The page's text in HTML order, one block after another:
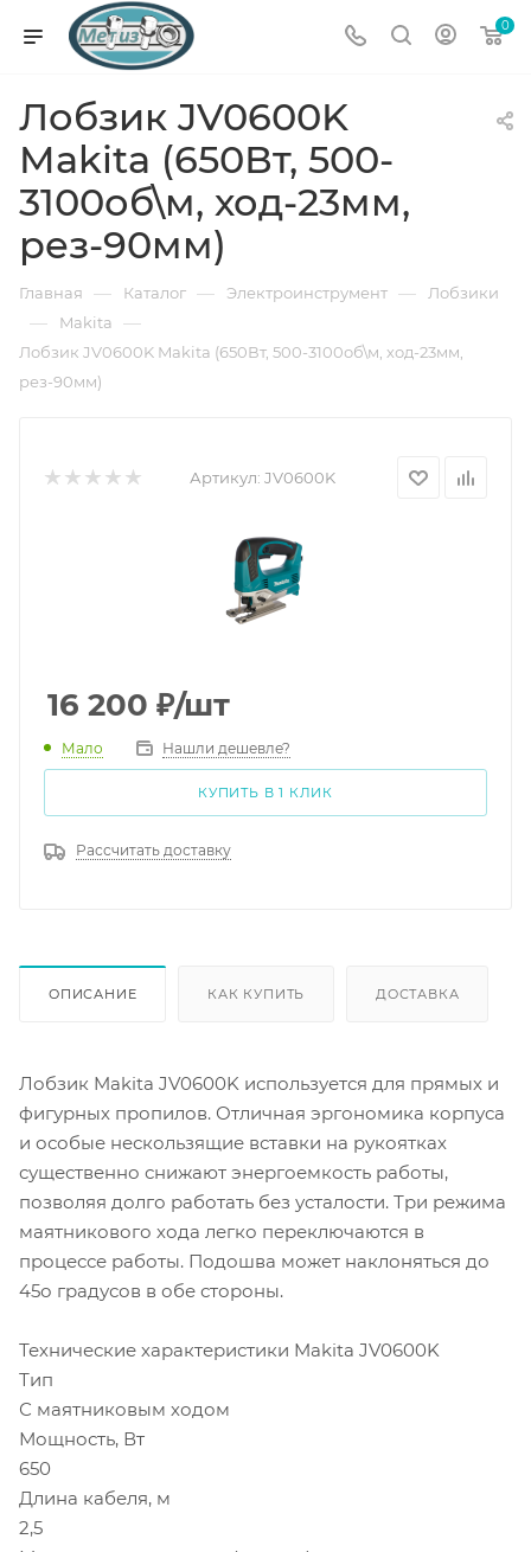
0
Лобзик JV0600K
Makita (650Вт, 500-
3100об\м, ход-23мм,
рез-90мм)
Главная — Каталог — Электроинструмент — Лобзики
— Makita —
Лобзик JV0600K Makita (650Вт, 500-3100об\м, ход-23мм,
рез-90мм)
Артикул: JV0600K
16 200 ₽/шт
Мало Нашли дешевле?
КУПИТЬ В 1 КЛИК
Рассчитать доставку
ОПИСАНИЕ КАК КУПИТЬ ДОСТАВКА
Лобзик Makita JV0600K используется для прямых и
фигурных пропилов. Отличная эргономика корпуса
и особые нескользящие вставки на рукоятках
существенно снижают энергоемкость работы,
позволяя долго работать без усталости. Три режима
маятникового хода легко переключаются в
процессе работы. Подошва может наклоняться до
45о градусов в обе стороны.
Технические характеристики Makita JV0600K
Тип
С маятниковым ходом
Мощность, Вт
650
Длина кабеля, м
2,5